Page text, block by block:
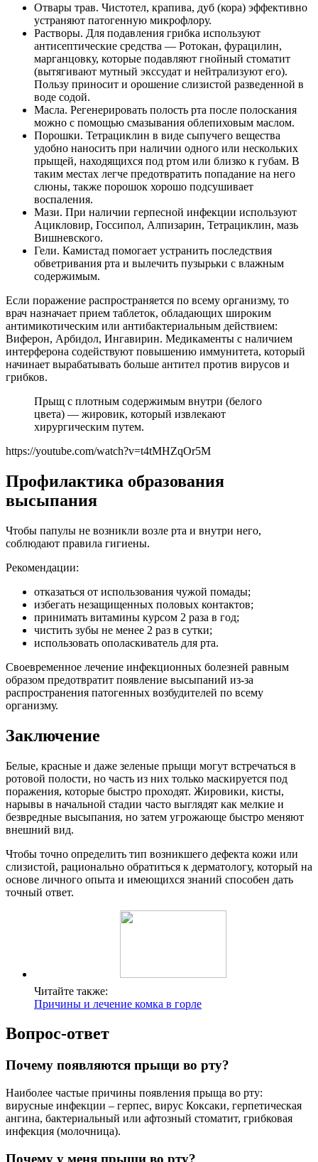
Отвары трав. Чистотел, крапива, дуб (кора) эффективно
устраняют патогенную микрофлору.
Растворы. Для подавления грибка используют
антисептические средства — Ротокан, фурацилин,
марганцовку, которые подавляют гнойный стоматит
(вытягивают мутный экссудат и нейтрализуют его).
Пользу приносит и орошение слизистой разведенной в
воде содой.
Масла. Регенерировать полость рта после полоскания
можно с помощью смазывания облепиховым маслом.
Порошки. Тетрациклин в виде сыпучего вещества
удобно наносить при наличии одного или нескольких
прыщей, находящихся под ртом или близко к губам. В
таким местах легче предотвратить попадание на него
слюны, также порошок хорошо подсушивает
воспаления.
Мази. При наличии герпесной инфекции используют
Ацикловир, Госсипол, Алпизарин, Тетрациклин, мазь
Вишневского.
Гели. Камистад помогает устранить последствия
обветривания рта и вылечить пузырьки с влажным
содержимым.
Если поражение распространяется по всему организму, то
врач назначает прием таблеток, обладающих широким
антимикотическим или антибактериальным действием:
Виферон, Арбидол, Ингавирин. Медикаменты с наличием
интерферона содействуют повышению иммунитета, который
начинает вырабатывать больше антител против вирусов и
грибков.
Прыщ с плотным содержимым внутри (белого
цвета) — жировик, который извлекают
хирургическим путем.
https://youtube.com/watch?v=t4tMHZqOr5M
Профилактика образования
высыпания
Чтобы папулы не возникли возле рта и внутри него,
соблюдают правила гигиены.
Рекомендации:
отказаться от использования чужой помады;
избегать незащищенных половых контактов;
принимать витамины курсом 2 раза в год;
чистить зубы не менее 2 раз в сутки;
использовать ополаскиватель для рта.
Своевременное лечение инфекционных болезней равным
образом предотвратит появление высыпаний из-за
распространения патогенных возбудителей по всему
организму.
Заключение
Белые, красные и даже зеленые прыщи могут встречаться в
ротовой полости, но часть из них только маскируется под
поражения, которые быстро проходят. Жировики, кисты,
нарывы в начальной стадии часто выглядят как мелкие и
безвредные высыпания, но затем угрожающе быстро меняют
внешний вид.
Чтобы точно определить тип возникшего дефекта кожи или
слизистой, рационально обратиться к дерматологу, который на
основе личного опыта и имеющихся знаний способен дать
точный ответ.
Читайте также:
Причины и лечение комка в горле
Вопрос-ответ
Почему появляются прыщи во рту?
Наиболее частые причины появления прыща во рту:
вирусные инфекции – герпес, вирус Коксаки, герпетическая
ангина, бактериальный или афтозный стоматит, грибковая
инфекция (молочница).
Почему у меня прыщи во рту?